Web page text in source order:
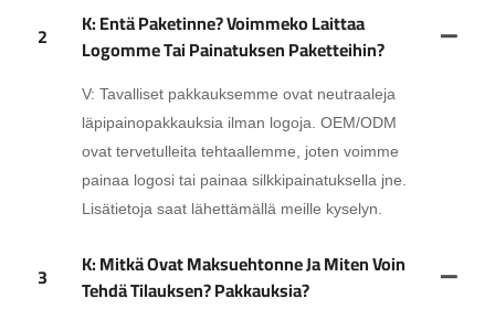
2
K: Entä Paketinne? Voimmeko Laittaa
Logomme Tai Painatuksen Paketteihin?
V: Tavalliset pakkauksemme ovat neutraaleja
läpipainopakkauksia ilman logoja. OEM/ODM
ovat tervetulleita tehtaallemme, joten voimme
painaa logosi tai painaa silkkipainatuksella jne.
Lisätietoja saat lähettämällä meille kyselyn.
3
K: Mitkä Ovat Maksuehtonne Ja Miten Voin
Tehdä Tilauksen? Pakkauksia?